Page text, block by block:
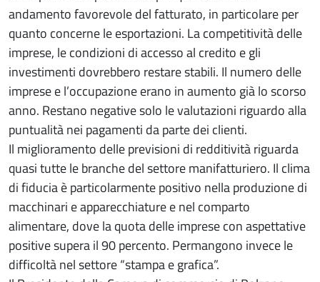
andamento favorevole del fatturato, in particolare per
quanto concerne le esportazioni. La competitività delle
imprese, le condizioni di accesso al credito e gli
investimenti dovrebbero restare stabili. Il numero delle
imprese e l’occupazione erano in aumento già lo scorso
anno. Restano negative solo le valutazioni riguardo alla
puntualità nei pagamenti da parte dei clienti.
Il miglioramento delle previsioni di redditività riguarda
quasi tutte le branche del settore manifatturiero. Il clima
di fiducia è particolarmente positivo nella produzione di
macchinari e apparecchiature e nel comparto
alimentare, dove la quota delle imprese con aspettative
positive supera il 90 percento. Permangono invece le
difficoltà nel settore “stampa e grafica”.